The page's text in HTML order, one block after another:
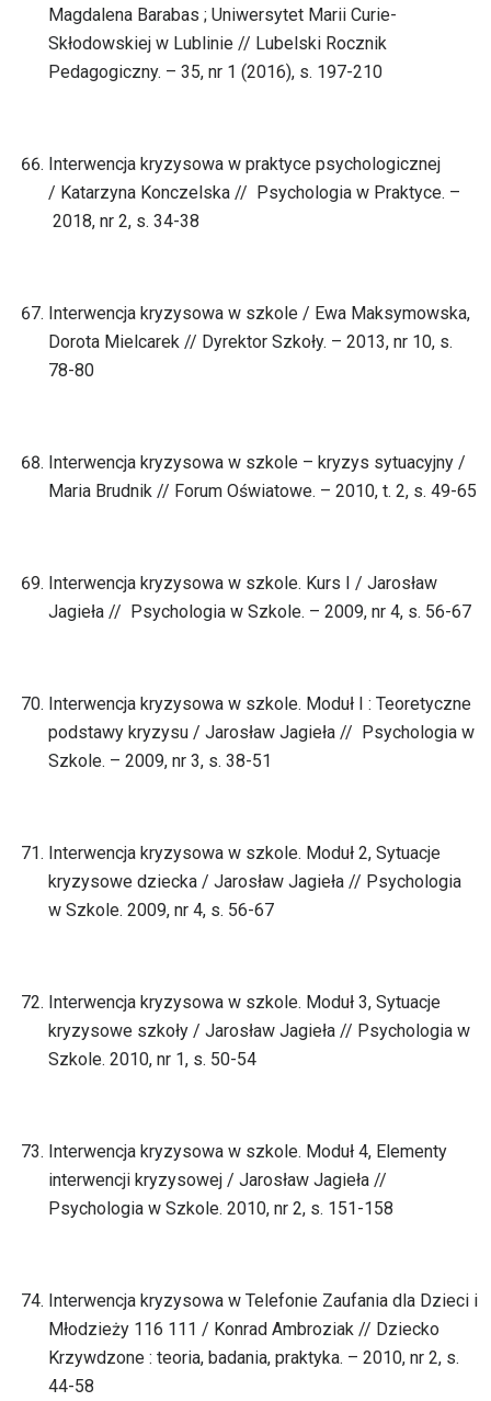
Magdalena Barabas ; Uniwersytet Marii Curie-
Skłodowskiej w Lublinie // Lubelski Rocznik
Pedagogiczny. – 35, nr 1 (2016), s. 197-210
Interwencja kryzysowa w praktyce psychologicznej
/ Katarzyna Konczelska // Psychologia w Praktyce. –
2018, nr 2, s. 34-38
Interwencja kryzysowa w szkole / Ewa Maksymowska,
Dorota Mielcarek // Dyrektor Szkoły. – 2013, nr 10, s.
78-80
Interwencja kryzysowa w szkole – kryzys sytuacyjny /
Maria Brudnik // Forum Oświatowe. – 2010, t. 2, s. 49-65
Interwencja kryzysowa w szkole. Kurs I / Jarosław
Jagieła // Psychologia w Szkole. – 2009, nr 4, s. 56-67
Interwencja kryzysowa w szkole. Moduł I : Teoretyczne
podstawy kryzysu / Jarosław Jagieła // Psychologia w
Szkole. – 2009, nr 3, s. 38-51
Interwencja kryzysowa w szkole. Moduł 2, Sytuacje
kryzysowe dziecka / Jarosław Jagieła // Psychologia
w Szkole. 2009, nr 4, s. 56-67
Interwencja kryzysowa w szkole. Moduł 3, Sytuacje
kryzysowe szkoły / Jarosław Jagieła // Psychologia w
Szkole. 2010, nr 1, s. 50-54
Interwencja kryzysowa w szkole. Moduł 4, Elementy
interwencji kryzysowej / Jarosław Jagieła //
Psychologia w Szkole. 2010, nr 2, s. 151-158
Interwencja kryzysowa w Telefonie Zaufania dla Dzieci i
Młodzieży 116 111 / Konrad Ambroziak // Dziecko
Krzywdzone : teoria, badania, praktyka. – 2010, nr 2, s.
44-58